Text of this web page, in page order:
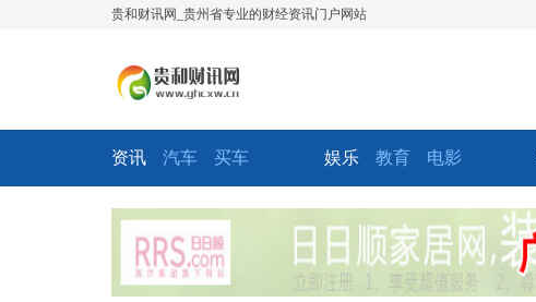
贵和财讯网_贵州省专业的财经资讯门户网站
资讯 汽车 买车 娱乐 教育 电影